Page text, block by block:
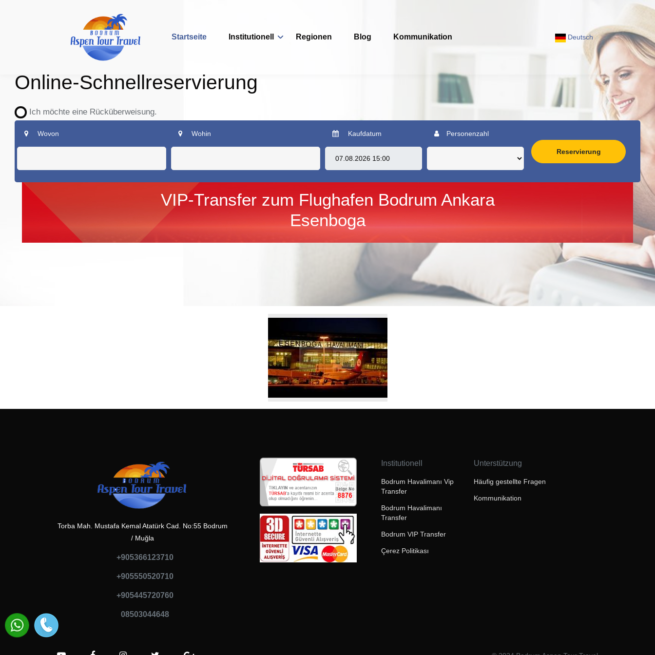
Startseite Institutionell Regionen Blog Kommunikation Deutsch
Online-Schnellreservierung
Ich möchte eine Rücküberweisung.
Wovon Wohin Kaufdatum Personenzahl
Reservierung
VIP-Transfer zum Flughafen Bodrum Ankara
Esenboga
Torba Mah. Mustafa Kemal Atatürk Cad. No:55 Bodrum
/ Muğla
+905366123710
+905550520710
+905445720760
08503044648
Institutionell
Bodrum Havalimanı Vip
Transfer
Bodrum Havalimanı
Transfer
Bodrum VIP Transfer
Çerez Politikası
Unterstützung
Häufig gestellte Fragen
Kommunikation